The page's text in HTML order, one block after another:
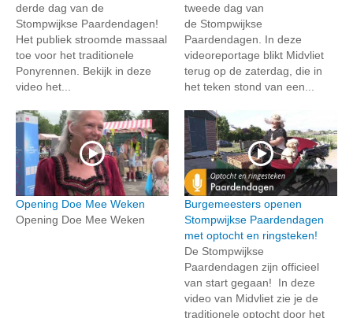
derde dag van de
Stompwijkse Paardendagen!
Het publiek stroomde massaal
toe voor het traditionele
Ponyrennen. Bekijk in deze
video het...
tweede dag van
de Stompwijkse
Paardendagen. In deze
videoreportage blikt Midvliet
terug op de zaterdag, die in
het teken stond van een...
Opening Doe Mee Weken
Opening Doe Mee Weken
Burgemeesters openen
Stompwijkse Paardendagen
met optocht en ringsteken!
De Stompwijkse
Paardendagen zijn officieel
van start gegaan! In deze
video van Midvliet zie je de
traditionele optocht door het